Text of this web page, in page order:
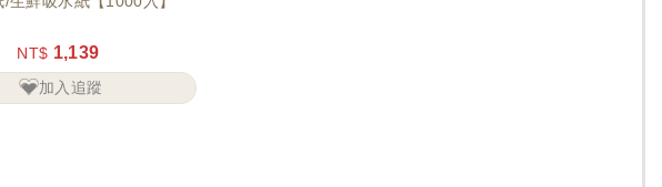
NT$ 1,139
加入追蹤